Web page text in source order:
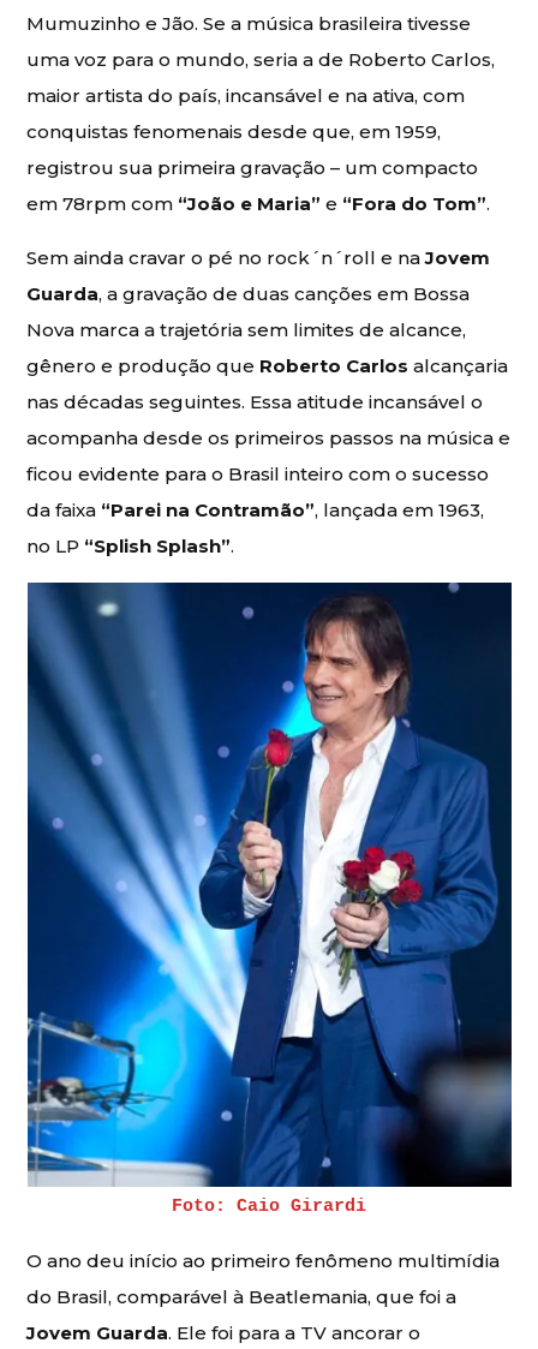
Mumuzinho e Jão. Se a música brasileira tivesse
uma voz para o mundo, seria a de Roberto Carlos,
maior artista do país, incansável e na ativa, com
conquistas fenomenais desde que, em 1959,
registrou sua primeira gravação – um compacto
em 78rpm com “João e Maria” e “Fora do Tom”.
Sem ainda cravar o pé no rock´n´roll e naJovem
Guarda, a gravação de duas canções em Bossa
Nova marca a trajetória sem limites de alcance,
gênero e produção que Roberto Carlos alcançaria
nas décadas seguintes. Essa atitude incansável o
acompanha desde os primeiros passos na música e
ficou evidente para o Brasil inteiro com o sucesso
da faixa “Parei na Contramão”, lançada em 1963,
no LP “Splish Splash”.
Foto: Caio Girardi
O ano deu início ao primeiro fenômeno multimídia
do Brasil, comparável à Beatlemania, que foi a
Jovem Guarda. Ele foi para a TV ancorar o